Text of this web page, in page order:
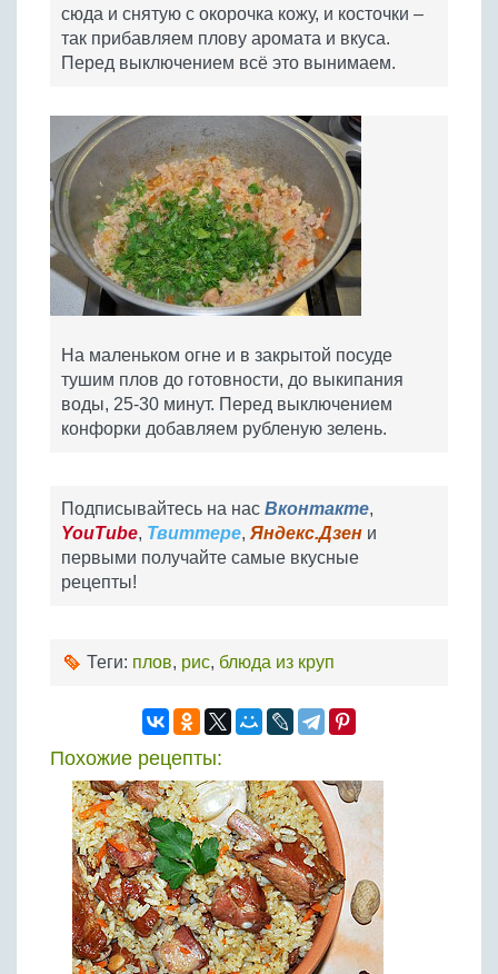
сюда и снятую с окорочка кожу, и косточки –
так прибавляем плову аромата и вкуса.
Перед выключением всё это вынимаем.
На маленьком огне и в закрытой посуде
тушим плов до готовности, до выкипания
воды, 25-30 минут. Перед выключением
конфорки добавляем рубленую зелень.
Подписывайтесь на нас Вконтакте,
YouTube, Твиттере, Яндекс.Дзен и
первыми получайте самые вкусные
рецепты!
Теги: плов, рис, блюда из круп
Похожие рецепты: